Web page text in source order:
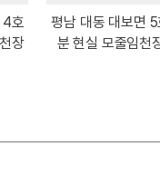
4호
장
평남 대동 대보면 5
분 현실 모줄임천